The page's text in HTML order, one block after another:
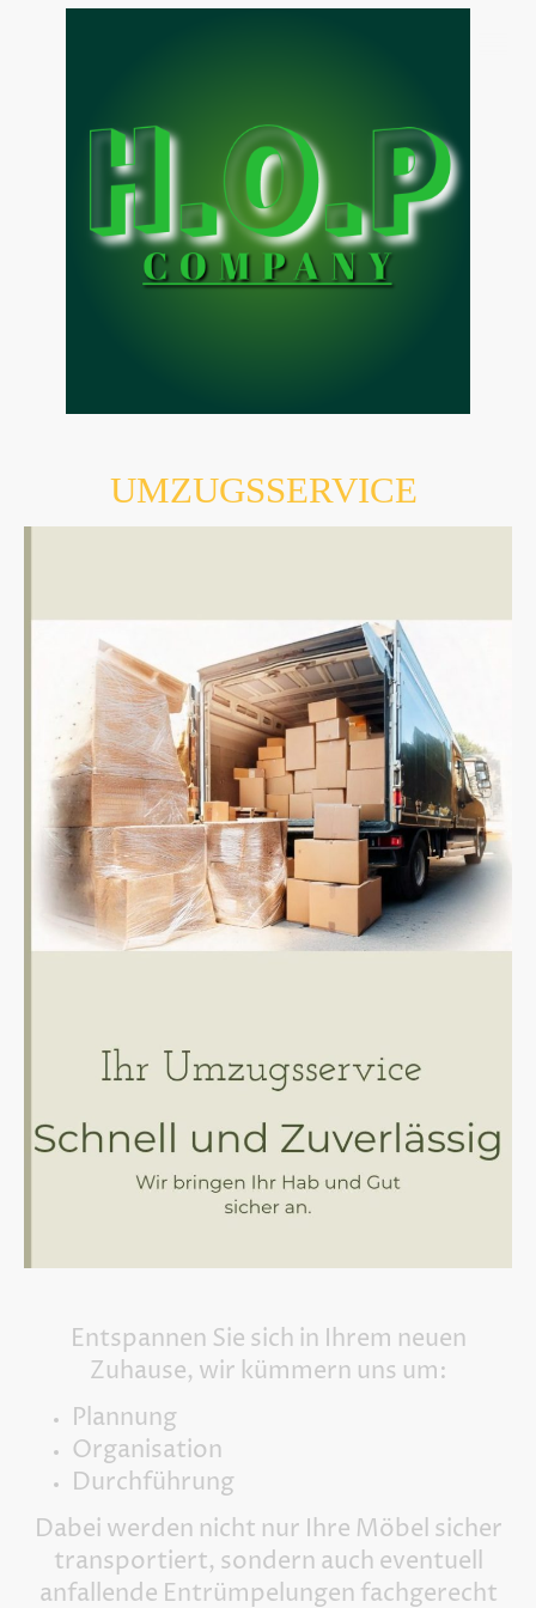
UMZUGSSERVICE
Entspannen Sie sich in Ihrem neuen
Zuhause, wir kümmern uns um:
Plannung
Organisation
Durchführung
Dabei werden nicht nur Ihre Möbel sicher
transportiert, sondern auch eventuell
anfallende Entrümpelungen fachgerecht